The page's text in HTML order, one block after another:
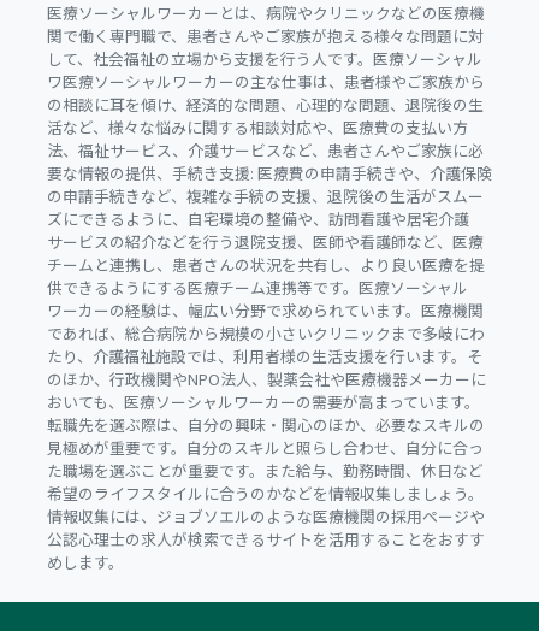
医療ソーシャルワーカーとは、病院やクリニックなどの医療機
関で働く専門職で、患者さんやご家族が抱える様々な問題に対
して、社会福祉の立場から支援を行う人です。医療ソーシャル
ワ医療ソーシャルワーカーの主な仕事は、患者様やご家族から
の相談に耳を傾け、経済的な問題、心理的な問題、退院後の生
活など、様々な悩みに関する相談対応や、医療費の支払い方
法、福祉サービス、介護サービスなど、患者さんやご家族に必
要な情報の提供、手続き支援: 医療費の申請手続きや、介護保険
の申請手続きなど、複雑な手続の支援、退院後の生活がスムー
ズにできるように、自宅環境の整備や、訪問看護や居宅介護
サービスの紹介などを行う退院支援、医師や看護師など、医療
チームと連携し、患者さんの状況を共有し、より良い医療を提
供できるようにする医療チーム連携等です。医療ソーシャル
ワーカーの経験は、幅広い分野で求められています。医療機関
であれば、総合病院から規模の小さいクリニックまで多岐にわ
たり、介護福祉施設では、利用者様の生活支援を行います。そ
のほか、行政機関やNPO法人、製薬会社や医療機器メーカーに
おいても、医療ソーシャルワーカーの需要が高まっています。
転職先を選ぶ際は、自分の興味・関心のほか、必要なスキルの
見極めが重要です。自分のスキルと照らし合わせ、自分に合っ
た職場を選ぶことが重要です。また給与、勤務時間、休日など
希望のライフスタイルに合うのかなどを情報収集しましょう。
情報収集には、ジョブソエルのような医療機関の採用ページや
公認心理士の求人が検索できるサイトを活用することをおすす
めします。